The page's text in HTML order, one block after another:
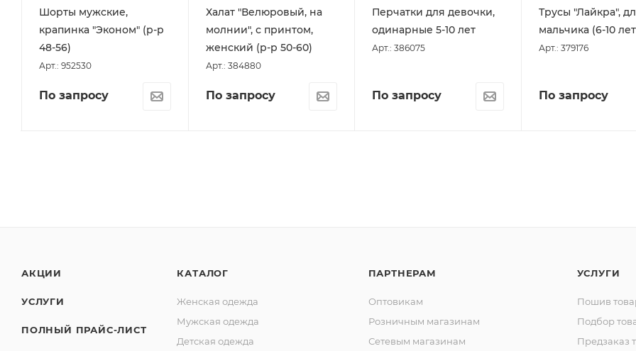
Шорты мужские,
крапинка "Эконом" (р-р
48-56)
Арт.: 952530
По запросу
Халат "Велюровый, на
молнии", с принтом,
женский (р-р 50-60)
Арт.: 384880
По запросу
Перчатки для девочки,
одинарные 5-10 лет
Арт.: 386075
По запросу
Трусы "Лайкра",
мальчика (6-10
Арт.: 379176
По запросу
АКЦИИ
УСЛУГИ
ПОЛНЫЙ ПРАЙС-ЛИСТ
КАТАЛОГ
Женская одежда
Мужская одежда
Детская одежда
ПАРТНЕРАМ
Оптовикам
Розничным магазинам
Сетевым магазинам
УСЛУГИ
Пошив
Подбор
Предзаказ